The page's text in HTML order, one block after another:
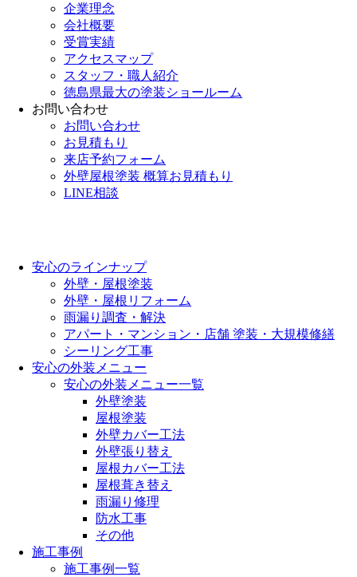
企業理念
会社概要
受賞実績
アクセスマップ
スタッフ・職人紹介
徳島県最大の塗装ショールーム
お問い合わせ
お問い合わせ
お見積もり
来店予約フォーム
外壁屋根塗装 概算お見積もり
LINE相談
安心のラインナップ
外壁・屋根塗装
外壁・屋根リフォーム
雨漏り調査・解決
アパート・マンション・店舗 塗装・大規模修繕
シーリング工事
安心の外装メニュー
安心の外装メニュー一覧
外壁塗装
屋根塗装
外壁カバー工法
外壁張り替え
屋根カバー工法
屋根葺き替え
雨漏り修理
防水工事
その他
施工事例
施工事例一覧